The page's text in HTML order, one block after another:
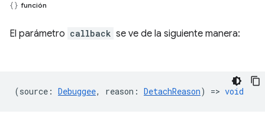
función
El parámetro callback se ve de la siguiente manera:
(source : Debuggee, reason : DetachReason) => void